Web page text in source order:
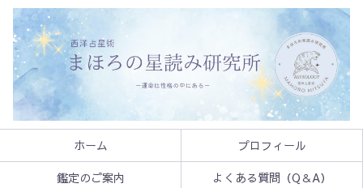
ホーム
プロフィール
鑑定のご案内
よくある質問（Q＆A）